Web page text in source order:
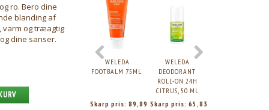
ro. Bero dine
blanding af
varm og træagtig
dine sanser.
WELEDA
FOOTBALM 75ML.
Skarp pris:89,89
WELEDA
DEODORANT
ROLL-ON 24H
CITRUS, 50 ML
Skarp pris:65,83